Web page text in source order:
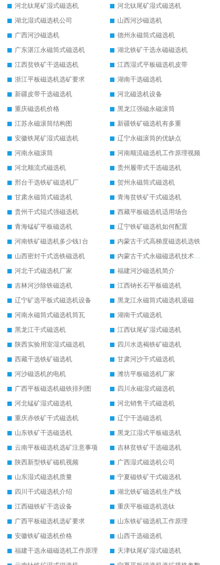
河北钛尾矿湿式磁选机
河北钛尾矿湿式磁选机
湖北湿式磁选机公司
山西河沙磁选机
广西河沙磁选机
德州永磁筒式磁选机
广东湛江永磁筒式磁选机
湖北铁矿干选永磁磁选机
江西贫铁矿干选磁选机
江西湿式平板磁选机皮带
浙江平板磁选机选矿要求
湖南干选磁选机
新疆皮带干选磁选机
河北磁选机设备
重庆磁选机价格
黑龙江强磁永磁滚筒
江苏永磁滚筒结构图
新疆铁矿磁选机有多重
安徽铁尾矿湿式磁选机
辽宁永磁滚筒的优缺点
河南永磁滚筒
河南顺流磁选机工作原理视频
河北顺流式磁选机
贵州履带式干选磁选机
邢台干选铁矿磁选机厂
贺州永磁筒式磁选机
甘肃永磁筒式磁选机
青海贫铁矿干式磁选机
贵州干式辊式强磁选机
西藏平板磁选机适用场合
青海锰矿平板磁选机
辽宁铁矿磁选机如何配置
河南铁矿磁选机多少钱1台
内蒙古干式高梯度磁选机选铁
山西密封干式选铁磁选机
内蒙古干式永磁磁选机技术要求
河北干式磁选机厂家
福建河沙磁选机简介
吉林河沙除铁磁选机
江西钠长石平板磁选机
辽宁矿选平板式磁选机设备
黑龙江永磁筒式磁选机退磁
河南永磁筒式磁选机筒瓦
湖南干式磁选机
黑龙江干式磁选机
江西钛尾矿湿式磁选机
陕西实验用室湿式磁选机
四川水选褐铁矿磁选机
西藏干选铁矿磁选机
甘肃河沙干式磁选机
河沙磁选机的电机
潍坊平板磁选机厂家
广西平板磁选机磁铁排列图
四川永磁湿式磁选机
河北锰矿湿式磁选机
河北销售干式磁选机
重庆赤铁矿干式磁选机
辽宁干选磁选机
山东铁矿干选磁选机
黑龙江湿式平板磁选机
云南平板磁选机选矿注意事项
吉林贫铁矿干选磁选机
陕西新型铁矿磁机视频
广西湿式磁选机公司
山东湿式磁选机质量
宁夏磁铁矿干式磁选机
四川干式磁选机介绍
湖北铁矿磁选机生产线
江西磁铁矿干选设备
重庆平板磁选机选钛
广西平板磁选机选矿要求
山东铁矿磁选机工作原理
安徽铁矿磁选机价格
山西干选磁选机
福建干选永磁磁选机工作原理
天津钛尾矿湿式磁选机